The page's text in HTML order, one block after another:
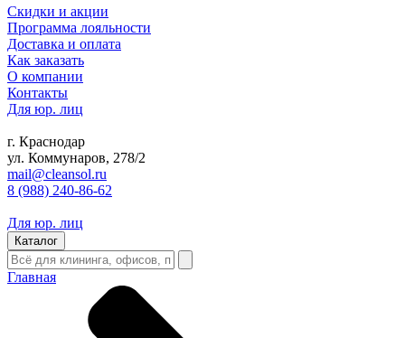
Скидки и акции
Программа лояльности
Доставка и оплата
Как заказать
О компании
Контакты
Для юр. лиц
г. Краснодар
ул. Коммунаров, 278/2
mail@cleansol.ru
8 (988) 240-86-62
Для юр. лиц
Каталог
Главная